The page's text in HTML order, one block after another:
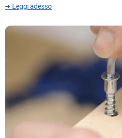
➜ Leggi adesso